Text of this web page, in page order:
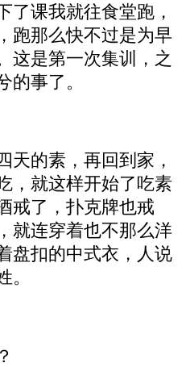
了课我就往食堂跑，
跑那么快不过是为早
这是第一次集训，之
的事了。
天的素，再回到家，
，就这样开始了吃素
戒了，扑克牌也戒
就连穿着也不那么洋
盘扣的中式衣，人说
。